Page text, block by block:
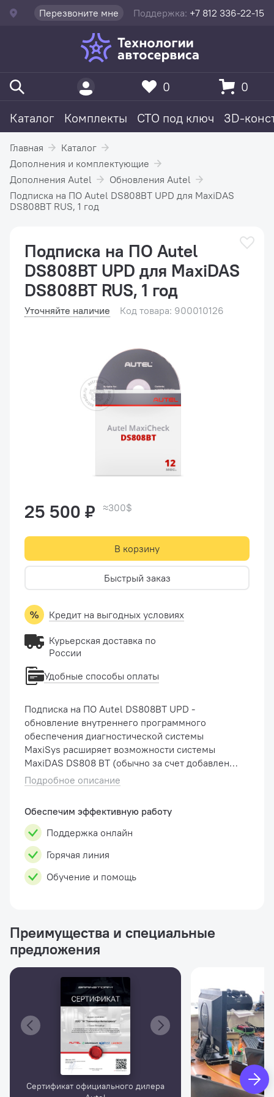
Перезвоните мне Поддержка: +7 812 336-22-15
Каталог Комплекты СТО под ключ 3D-
0 0
Главная
Каталог
Дополнения и комплектующие
Дополнения Autel
Обновления Autel
Подписка на ПО Autel DS808BT UPD для MaxiDAS
DS808BT RUS, 1 год
Подписка на ПО Autel
DS808BT UPD для MaxiDAS
DS808BT RUS, 1 год
Уточняйте наличие Код товара: 900010126
Подписка на ПО Autel DS808BT UPD -
обновление внутреннего программного
обеспечения диагностической системы
MaxiSys расширяет возможности системы
MaxiDAS DS808 BT (обычно за счет добавления
новых процедур диагностики и новых моделей,
или путем улучшения приложений). В
Подробное описание
Обеспечим эффективную работу
Поддержка онлайн
Горячая линия
Обучение и помощь
25 500 ₽ ≈300$
В корзину
Быстрый заказ
Кредит на выгодных условиях
Курьерская доставка по
России
Удобные способы оплаты
Преимущества и специальные
предложения
Сертификат официального дилера